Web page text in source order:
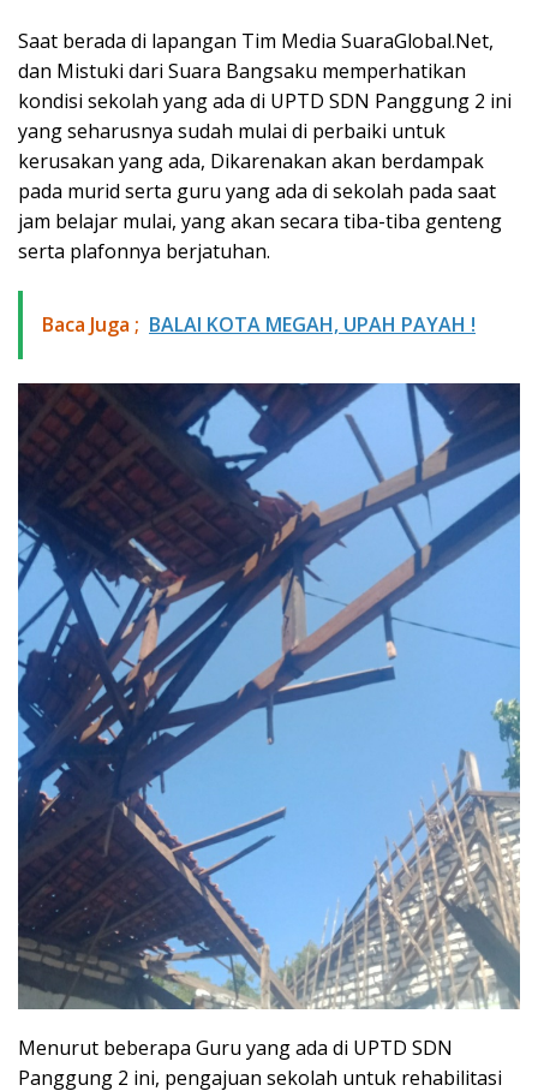
Saat berada di lapangan Tim Media SuaraGlobal.Net,
dan Mistuki dari Suara Bangsaku memperhatikan
kondisi sekolah yang ada di UPTD SDN Panggung 2 ini
yang seharusnya sudah mulai di perbaiki untuk
kerusakan yang ada, Dikarenakan akan berdampak
pada murid serta guru yang ada di sekolah pada saat
jam belajar mulai, yang akan secara tiba-tiba genteng
serta plafonnya berjatuhan.
Baca Juga ; BALAI KOTA MEGAH, UPAH PAYAH !
Menurut beberapa Guru yang ada di UPTD SDN
Panggung 2 ini, pengajuan sekolah untuk rehabilitasi